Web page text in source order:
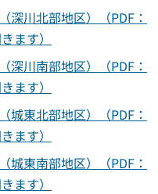
川北部地区）（PDF：
ます）
川南部地区）（PDF：
ます）
東北部地区）（PDF：
ます）
東南部地区）（PDF：
ます）